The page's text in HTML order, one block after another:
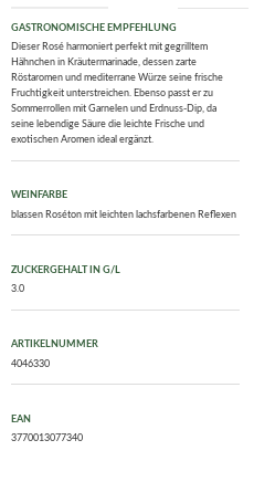
GASTRONOMISCHE EMPFEHLUNG
Dieser Rosé harmoniert perfekt mit gegrilltem
Hähnchen in Kräutermarinade, dessen zarte
Röstaromen und mediterrane Würze seine frische
Fruchtigkeit unterstreichen. Ebenso passt er zu
Sommerrollen mit Garnelen und Erdnuss-Dip, da
seine lebendige Säure die leichte Frische und
exotischen Aromen ideal ergänzt.
WEINFARBE
blassen Roséton mit leichten lachsfarbenen Reflexen
ZUCKERGEHALT IN G/L
3.0
ARTIKELNUMMER
4046330
EAN
3770013077340